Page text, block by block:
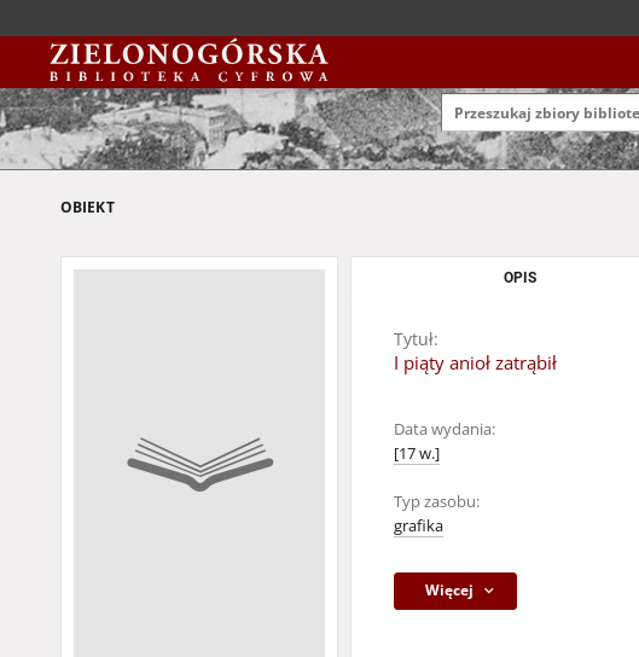
OBIEKT
OPIS
Tytuł:
I piąty anioł zatrąbił
Data wydania:
[17 w.]
Typ zasobu:
grafika
Więcej